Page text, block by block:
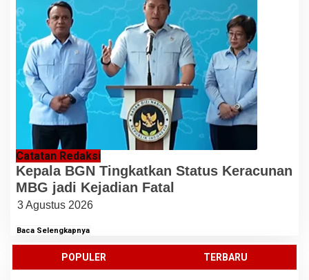
Catatan Redaksi
Kepala BGN Tingkatkan Status Keracunan
MBG jadi Kejadian Fatal
3 Agustus 2026
Baca Selengkapnya
POPULER TERBARU